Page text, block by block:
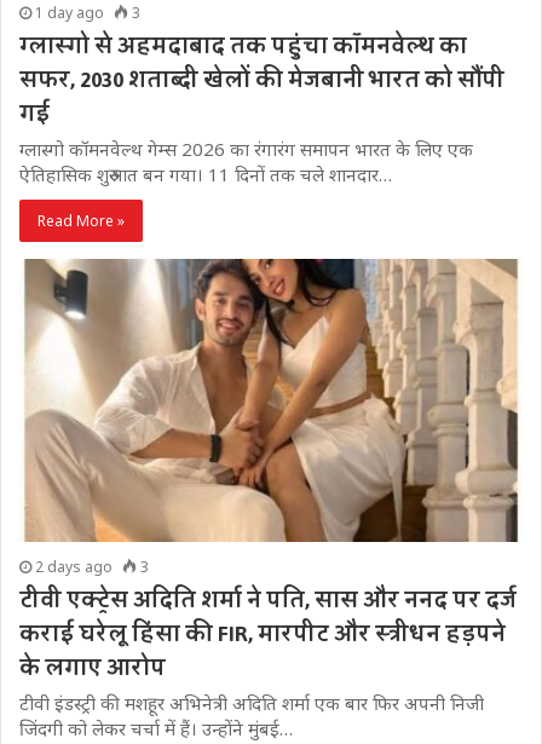
1 day ago 3
ग्लास्गो से अहमदाबाद तक पहुंचा कॉमनवेल्थ का
सफर, 2030 शताब्दी खेलों की मेजबानी भारत को सौंपी
गई
ग्लास्गो कॉमनवेल्थ गेम्स 2026 का रंगारंग समापन भारत के लिए एक
ऐतिहासिक शुरुआत बन गया। 11 दिनों तक चले शानदार…
Read More »
2 days ago 3
टीवी एक्ट्रेस अदिति शर्मा ने पति, सास और ननद पर दर्ज
कराई घरेलू हिंसा की FIR, मारपीट और स्त्रीधन हड़पने
के लगाए आरोप
टीवी इंडस्ट्री की मशहूर अभिनेत्री अदिति शर्मा एक बार फिर अपनी निजी
जिंदगी को लेकर चर्चा में हैं। उन्होंने मुंबई…